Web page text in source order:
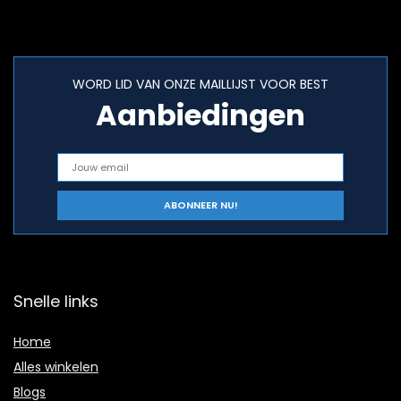
WORD LID VAN ONZE MAILLIJST VOOR BEST
Aanbiedingen
Snelle links
Home
Alles winkelen
Blogs